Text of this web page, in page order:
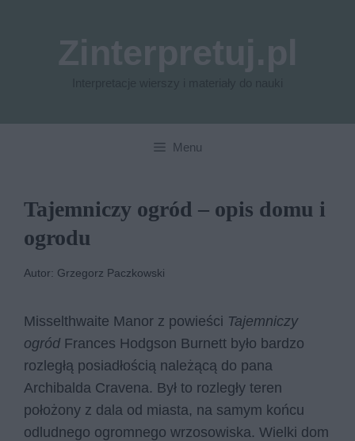
Menu
Tajemniczy ogród – opis domu i
ogrodu
Autor: Grzegorz Paczkowski
Misselthwaite Manor z powieści Tajemniczy
ogród Frances Hodgson Burnett było bardzo
rozległą posiadłością należącą do pana
Archibalda Cravena. Był to rozległy teren
położony z dala od miasta, na samym końcu
odludnego ogromnego wrzosowiska. Wielki dom